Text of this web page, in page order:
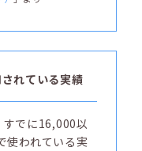
れている実績
でに16,000以
使われている実